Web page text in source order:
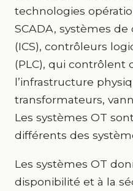
technologies
SCADA, systèmes
(ICS), contrôleurs
(PLC), qui contrôlent
l’infrastructure
transformateurs,
Les systèmes OT
différents des
Les systèmes OT
disponibilité et à la